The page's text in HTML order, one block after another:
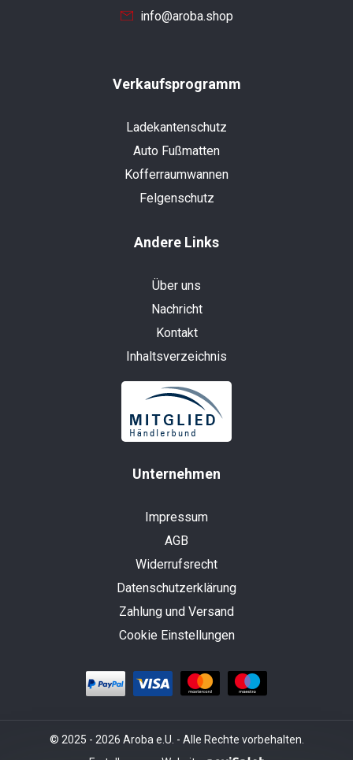
info@aroba.shop
Verkaufsprogramm
Ladekantenschutz
Auto Fußmatten
Kofferraumwannen
Felgenschutz
Andere Links
Über uns
Nachricht
Kontakt
Inhaltsverzeichnis
Unternehmen
Impressum
AGB
Widerrufsrecht
Datenschutzerklärung
Zahlung und Versand
Cookie Einstellungen
© 2025 - 2026 Aroba e.U. - Alle Rechte vorbehalten.